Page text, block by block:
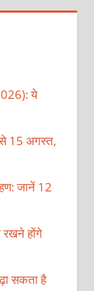
ये
से 15 अगस्त,
जानें 12
रखने होंगे
सकता है